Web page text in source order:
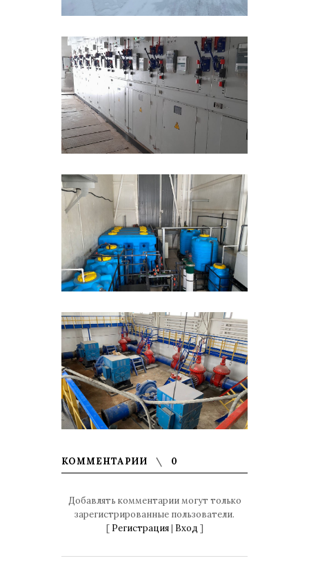
КОММЕНТАРИИ 0
Добавлять комментарии могут только
зарегистрированные пользователи.
[ Регистрация| Вход ]